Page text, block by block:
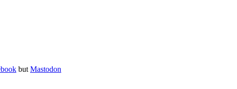
but Mastodon